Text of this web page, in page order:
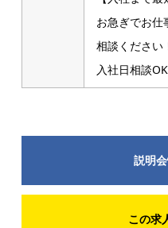
お急ぎでお仕
相談ください
入社日相談
説明
この求